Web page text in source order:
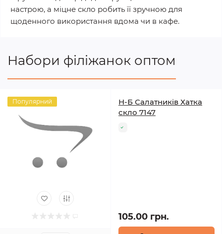
настрою, а міцне скло робить її зручною для
щоденного використання вдома чи в кафе.
Набори філіжанок оптом
Популярний
Н-Б Салатників Хатка
скло 7147
105.00 грн.